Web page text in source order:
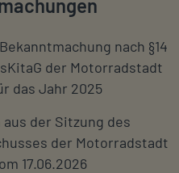
nach §14
der Motorradstadt
das Jahr 2025
der Sitzung des
der Motorradstadt
17.06.2026